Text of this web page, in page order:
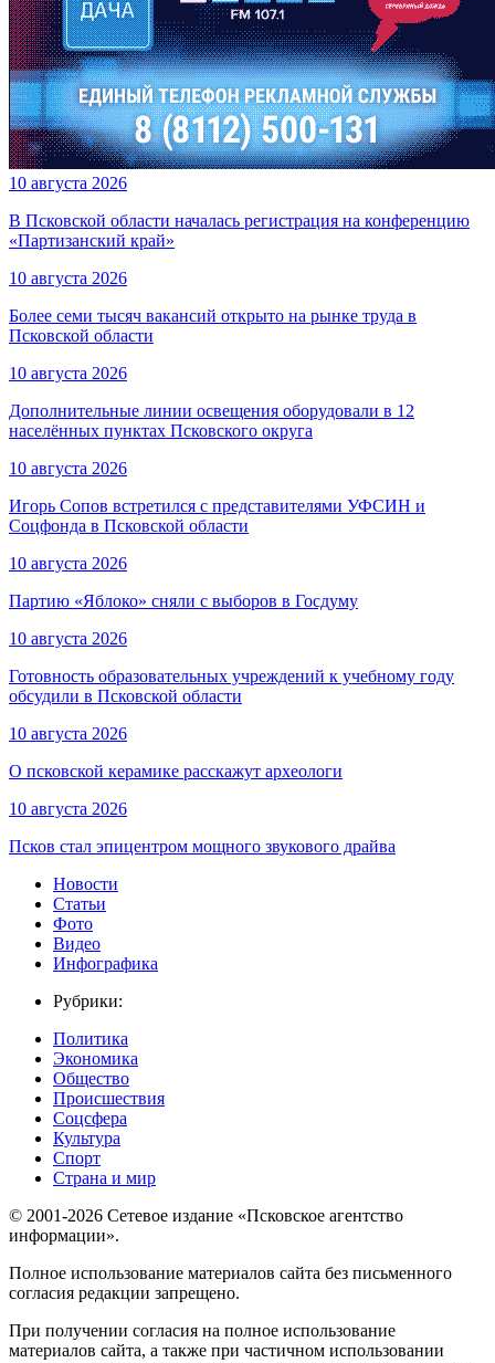
10 августа 2026
В Псковской области началась регистрация на конференцию
«Партизанский край»
10 августа 2026
Более семи тысяч вакансий открыто на рынке труда в
Псковской области
10 августа 2026
Дополнительные линии освещения оборудовали в 12
населённых пунктах Псковского округа
10 августа 2026
Игорь Сопов встретился с представителями УФСИН и
Соцфонда в Псковской области
10 августа 2026
Партию «Яблоко» сняли с выборов в Госдуму
10 августа 2026
Готовность образовательных учреждений к учебному году
обсудили в Псковской области
10 августа 2026
О псковской керамике расскажут археологи
10 августа 2026
Псков стал эпицентром мощного звукового драйва
Новости
Статьи
Фото
Видео
Инфографика
Рубрики:
Политика
Экономика
Общество
Происшествия
Соцсфера
Культура
Спорт
Страна и мир
© 2001-2026 Сетевое издание «Псковское агентство
информации».
Полное использование материалов сайта без письменного
согласия редакции запрещено.
При получении согласия на полное использование
материалов сайта, а также при частичном использовании